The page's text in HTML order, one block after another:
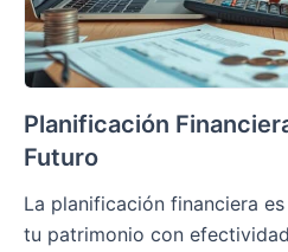
Planificación
Futuro
La planificación financiera
tu patrimonio con